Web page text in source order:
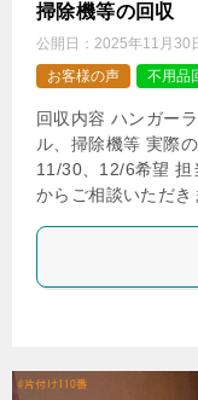
掃除機等の回収
公開日： 2025年11月30
お客様の声
不用品
回収内容 ハンガー
ル、掃除機等 実際
11/30、12/6希望 担
からご相談いただ